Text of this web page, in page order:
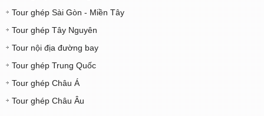
Tour ghép Sài Gòn - Miền Tây
Tour ghép Tây Nguyên
Tour nội địa đường bay
Tour ghép Trung Quốc
Tour ghép Châu Á
Tour ghép Châu Âu